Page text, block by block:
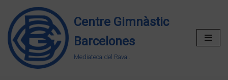
Vés
al
contingut
Centre Gimnàstic
Barcelones
Mediateca del Raval.